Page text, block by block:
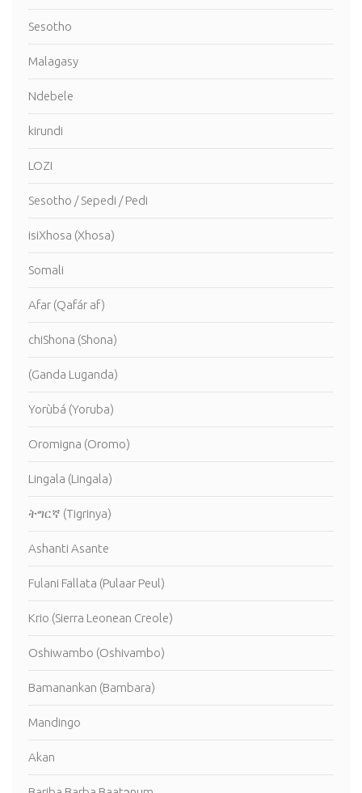
Sesotho
Malagasy
Ndebele
kirundi
LOZI
Sesotho / Sepedi / Pedi
isiXhosa (Xhosa)
Somali
Afar (Qafár af)
chiShona (Shona)
(Ganda Luganda)
Yorùbá (Yoruba)
Oromigna (Oromo)
Lingala (Lingala)
ትግርኛ (Tigrinya)
Ashanti Asante
Fulani Fallata (Pulaar Peul)
Krio (Sierra Leonean Creole)
Oshiwambo (Oshivambo)
Bamanankan (Bambara)
Mandingo
Akan